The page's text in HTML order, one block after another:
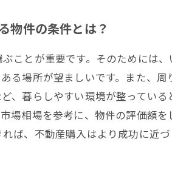
物件の条件とは？
ことが重要です。そのためには
る場所が望ましいです。また、
、暮らしやすい環境が整ってい
場相場を参考に、物件の評価額
ば、不動産購入はより成功に近づ